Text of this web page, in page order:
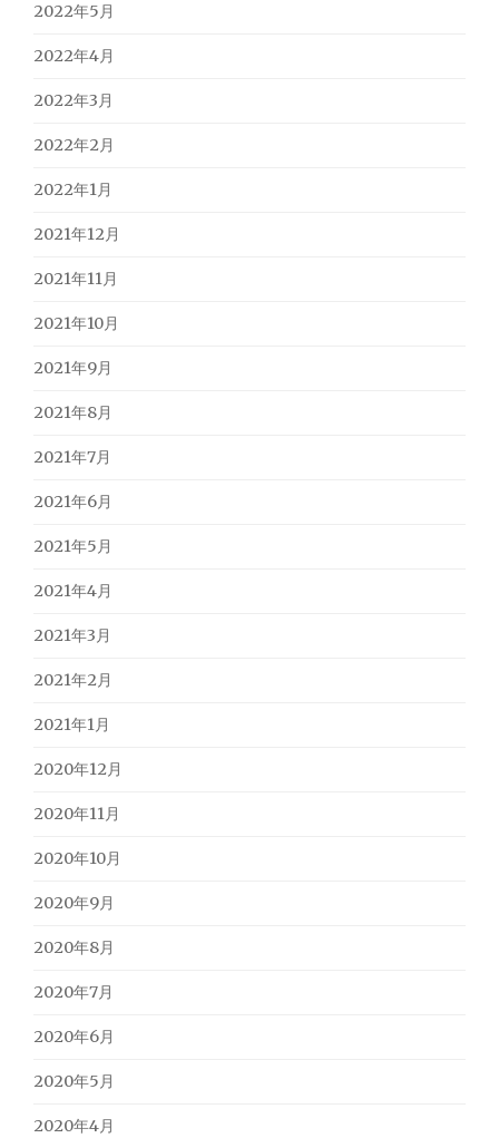
2022年5月
2022年4月
2022年3月
2022年2月
2022年1月
2021年12月
2021年11月
2021年10月
2021年9月
2021年8月
2021年7月
2021年6月
2021年5月
2021年4月
2021年3月
2021年2月
2021年1月
2020年12月
2020年11月
2020年10月
2020年9月
2020年8月
2020年7月
2020年6月
2020年5月
2020年4月